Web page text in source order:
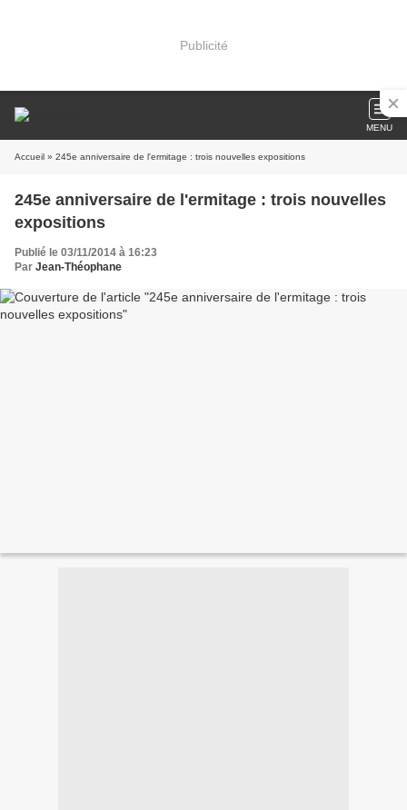
Publicité
MENU
Accueil » 245e anniversaire de l'ermitage : trois nouvelles expositions
245e anniversaire de l'ermitage : trois nouvelles
expositions
Publié le 03/11/2014 à 16:23
Par Jean-Théophane